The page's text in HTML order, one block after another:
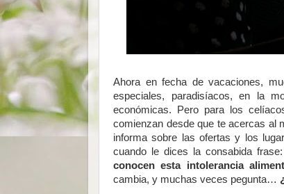
Ahora en fecha de vacaciones,
especiales, paradisíacos, en la
económicas. Pero para los
comienzan desde que te acercas al
informa sobre las ofertas y los
cuando le dices la consabida frase:
conocen esta intolerancia
cambia, y muchas veces pegunta…